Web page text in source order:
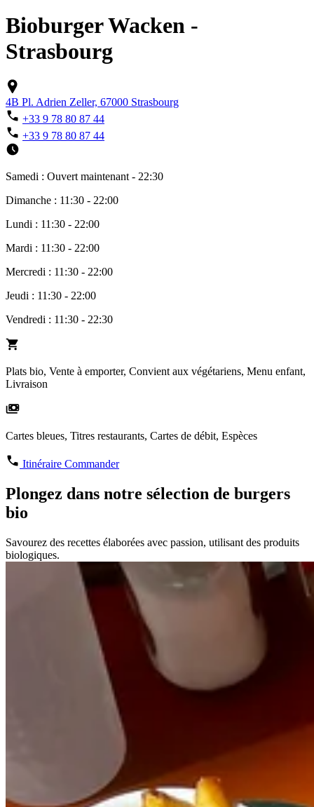
Bioburger Wacken -
Strasbourg
4B Pl. Adrien Zeller, 67000 Strasbourg
+33 9 78 80 87 44
+33 9 78 80 87 44
Samedi : Ouvert maintenant - 22:30
Dimanche : 11:30 - 22:00
Lundi : 11:30 - 22:00
Mardi : 11:30 - 22:00
Mercredi : 11:30 - 22:00
Jeudi : 11:30 - 22:00
Vendredi : 11:30 - 22:30
Plats bio, Vente à emporter, Convient aux végétariens, Menu enfant,
Livraison
Cartes bleues, Titres restaurants, Cartes de débit, Espèces
Itinéraire Commander
Plongez dans notre sélection de burgers
bio
Savourez des recettes élaborées avec passion, utilisant des produits
biologiques.